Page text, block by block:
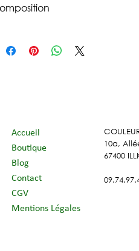
de l'agriculture biologique
Accueil
Boutique
Blog
Contact
CGV
Mentions Légales
10a,
67400